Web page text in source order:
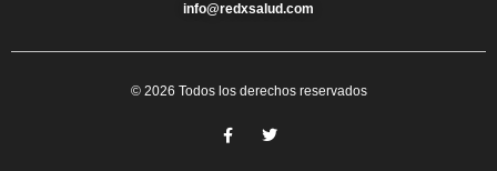
info@redxsalud.com
© 2026 Todos los derechos reservados